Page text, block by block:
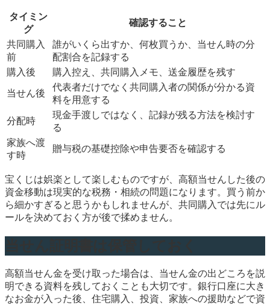
タイミン
グ
確認すること
共同購入
前
誰がいくら出すか、何枚買うか、当せん時の分
配割合を記録する
購入後
購入控え、共同購入メモ、送金履歴を残す
当せん後
代表者だけでなく共同購入者の関係が分かる資
料を用意する
分配時
現金手渡しではなく、記録が残る方法を検討す
る
家族へ渡
す時
贈与税の基礎控除や申告要否を確認する
宝くじは娯楽として楽しむものですが、高額当せんした後の
資金移動は現実的な税務・相続の問題になります。買う前か
ら細かすぎると思うかもしれませんが、共同購入では先にル
ールを決めておく方が後で揉めません。
高額当せん金を受け取った場合は、当せん金の出どころを説
明できる資料を残しておくことも大切です。銀行口座に大き
なお金が入った後、住宅購入、投資、家族への援助などで資